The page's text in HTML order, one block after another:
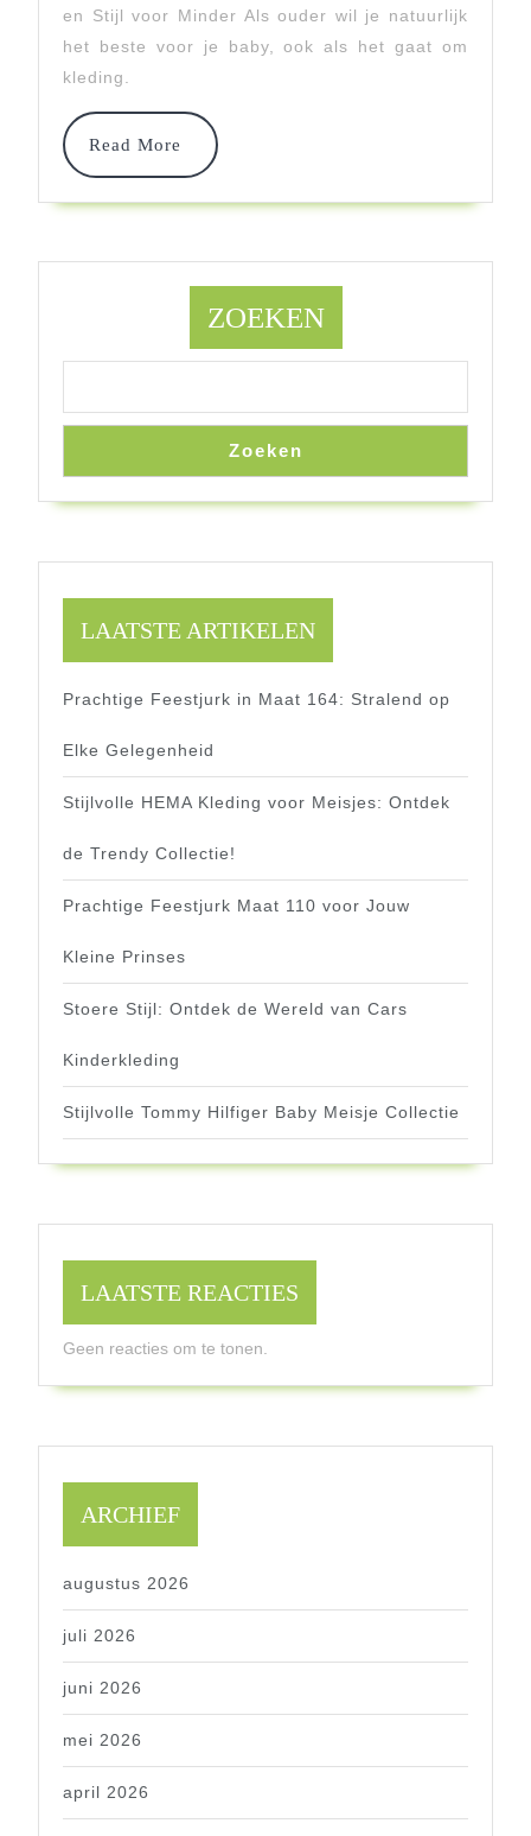
Je
Baby:
Voordelig!
en Stijl voor Minder Als ouder wil je natuurlijk
het beste voor je baby, ook als het gaat om
kleding.
Read More
Read
More
ZOEKEN
Zoeken
LAATSTE ARTIKELEN
Prachtige Feestjurk in Maat 164: Stralend op
Elke Gelegenheid
Stijlvolle HEMA Kleding voor Meisjes: Ontdek
de Trendy Collectie!
Prachtige Feestjurk Maat 110 voor Jouw
Kleine Prinses
Stoere Stijl: Ontdek de Wereld van Cars
Kinderkleding
Stijlvolle Tommy Hilfiger Baby Meisje Collectie
LAATSTE REACTIES
Geen reacties om te tonen.
ARCHIEF
augustus 2026
juli 2026
juni 2026
mei 2026
april 2026